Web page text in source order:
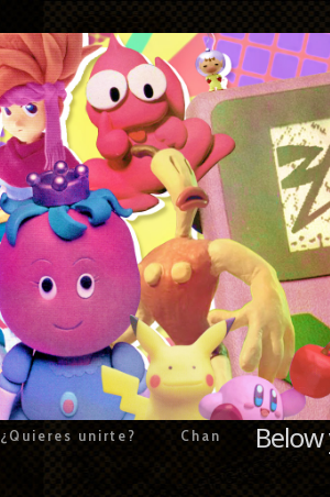
¿Quieres unirte? Chan